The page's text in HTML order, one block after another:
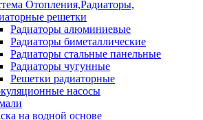
Отопления,Радиаторы,
решетки
Радиаторы алюминиевые
Радиаторы биметаллические
Радиаторы стальные панельные
Радиаторы чугунные
Решетки радиаторные
насосы
на водной основе